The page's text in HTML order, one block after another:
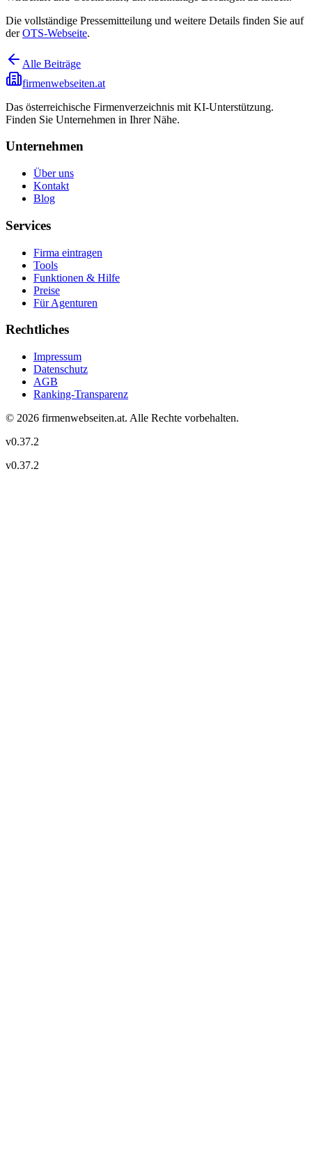
Die vollständige Pressemitteilung und weitere Details finden Sie auf
derOTS-Webseite.
Alle Beiträge
firmenwebseiten.at
Das österreichische Firmenverzeichnis mit KI-Unterstützung.
Finden Sie Unternehmen in Ihrer Nähe.
Unternehmen
Über uns
Kontakt
Blog
Services
Firma eintragen
Tools
Funktionen & Hilfe
Preise
Für Agenturen
Rechtliches
Impressum
Datenschutz
AGB
Ranking-Transparenz
© 2026 firmenwebseiten.at. Alle Rechte vorbehalten.
v0.37.2
v0.37.2